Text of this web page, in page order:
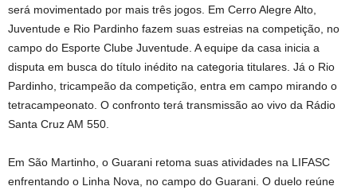
será movimentado por mais três jogos. Em Cerro Alegre Alto,
Juventude e Rio Pardinho fazem suas estreias na competição, no
campo do Esporte Clube Juventude. A equipe da casa inicia a
disputa em busca do título inédito na categoria titulares. Já o Rio
Pardinho, tricampeão da competição, entra em campo mirando o
tetracampeonato. O confronto terá transmissão ao vivo da Rádio
Santa Cruz AM 550.
Em São Martinho, o Guarani retoma suas atividades na LIFASC
enfrentando o Linha Nova, no campo do Guarani. O duelo reúne